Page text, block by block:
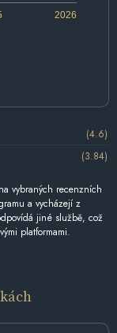
2026
(4.6)
(3.84)
vybraných recenzních
a vycházejí z
jiné službě, což
platformami.